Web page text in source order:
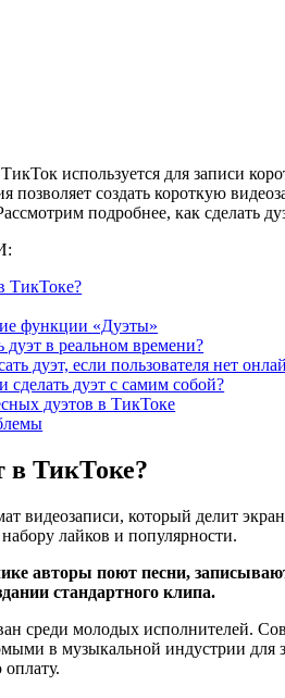
используется для записи
позволяет создать короткую
подробнее, как сделать
ТикТоке?
функции «Дуэты»
дуэт в реальном времени?
дуэт, если пользователя нет
дуэт с самим собой?
дуэтов в ТикТоке
в ТикТоке?
видеозаписи, который делит
лайков и популярности.
авторы поют песни,
стандартного клипа.
среди молодых исполнителей.
в музыкальной индустрии для